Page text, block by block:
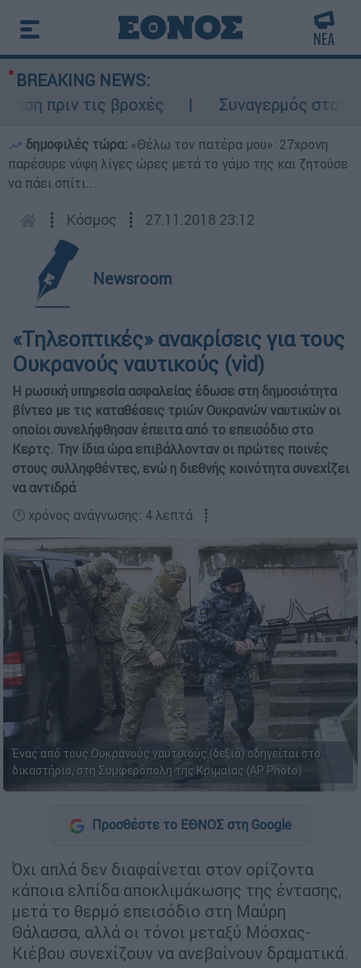
BREAKING NEWS:
τις βροχές
Συναγερμός στον
δημοφιλές τώρα: «Θέλω τον πατέρα μου»: 27χρονη
παρέσυρε νύφη λίγες ώρες μετά το γάμο της και ζητούσε
να πάει σπίτι...
┋ Κόσμος ┋ 27.11.2018 23:12
Newsroom
«Τηλεοπτικές» ανακρίσεις για τους
Ουκρανούς ναυτικούς (vid)
Η ρωσική υπηρεσία ασφαλείας έδωσε στη δημοσιότητα
βίντεο με τις καταθέσεις τριών Ουκρανών ναυτικών οι
οποίοι συνελήφθησαν έπειτα από το επεισόδιο στο
Κερτς. Την ίδια ώρα επιβάλλονταν οι πρώτες ποινές
στους συλληφθέντες, ενώ η διεθνής κοινότητα συνεχίζει
να αντιδρά
🕛 χρόνος ανάγνωσης: 4 λεπτά ┋
Ένας από τους Ουκρανούς ναυτικούς (δεξιά) οδηγείται στο
δικαστήριο, στη Συμφερόπολη της Κριμαίας (AP Photo)
Προσθέστε το ΕΘΝΟΣ στη Google
Όχι απλά δεν διαφαίνεται στον ορίζοντα
κάποια ελπίδα αποκλιμάκωσης της έντασης,
μετά το θερμό επεισόδιο στη Μαύρη
Θάλασσα, αλλά οι τόνοι μεταξύ Μόσχας-
Κιέβου συνεχίζουν να ανεβαίνουν δραματικά.